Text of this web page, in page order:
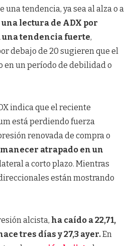
una tendencia, ya sea al alza o a
una lectura de ADX por
una tendencia fuerte,
debajo de 20 sugieren que el
en un período de debilidad o
indica que el reciente
está perdiendo fuerza
renovada de compra o
atrapado en un
a corto plazo. Mientras
están mostrando
alcista, ha caído a 22,71,
tres días y 27,3 ayer.En